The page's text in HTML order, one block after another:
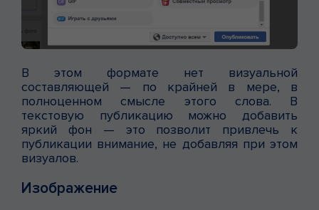
В этом формате нет визуальной
составляющей — по крайней в мере, в
полноценном смысле этого слова. В
текстовую публикацию можно добавить
яркий фон — это позволит привлечь к
публикации внимание, не добавляя при этом
визуалов.
Изображение